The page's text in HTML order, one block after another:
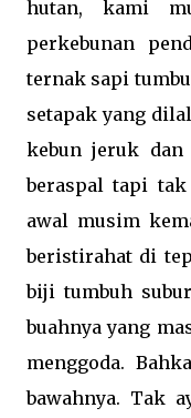
hutan, kami
perkebunan
ternak sapi
setapak yang
kebun jeruk dan
beraspal tapi
awal musim
beristirahat di
biji tumbuh
buahnya yang
menggoda.
bawahnya. Tak